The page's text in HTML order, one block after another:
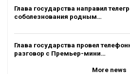
Глава государства направил
соболезнования родным…
Глава государства провел
разговор с Премьер-мини…
More news